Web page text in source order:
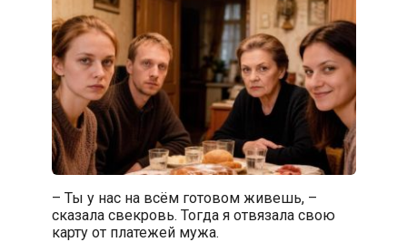
– Ты у нас на всём готовом живешь, –
сказала свекровь. Тогда я отвязала свою
карту от платежей мужа.